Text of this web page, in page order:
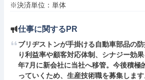
※決済単位：単体
仕事に関するPR
ブリヂストンが手掛ける自動車部品の
り利益率や顧客対応体制、シナジー効
年7月に新会社に当社へ移管。今後積極
っていくため、生産技術職を募集します